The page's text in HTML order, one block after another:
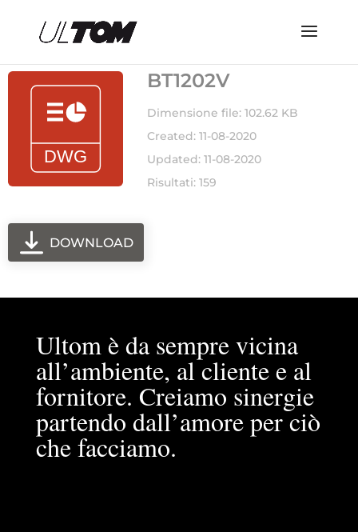
BT1202V
Dimensione file: 102.62 KB
Created: 11-08-2020
Updated: 11-08-2020
Risultati: 159
DOWNLOAD
Ultom è da sempre vicina
all’ambiente, al cliente e al
fornitore. Creiamo sinergie
partendo dall’amore per ciò
che facciamo.